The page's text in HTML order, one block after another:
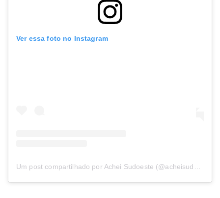
Ver essa foto no Instagram